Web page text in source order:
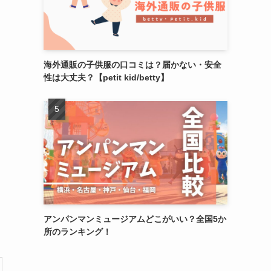
海外通販の子供服の口コミは？届かない・安全
性は大丈夫？【petit kid/betty】
アンパンマンミュージアムどこがいい？全国5か
所のランキング！